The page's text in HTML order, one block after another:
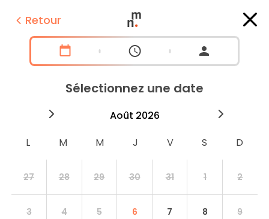
Retour
Sélectionnez une date
août 2026
27 28 29 30 31 1 2
3 4 5 6 7 8 9